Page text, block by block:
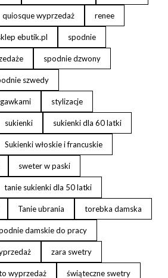
quiosque wyprzedaż renee
ebutik.pl spodnie
spodnie dzwony
szwedy
stylizacje
sukienki sukienki dla 60 latki
Sukienki włoskie i francuskie
sweter w paski
tanie sukienki dla 50 latki
Tanie ubrania torebka damska
damskie do pracy
zara swetry
wyprzedaż świąteczne swetry